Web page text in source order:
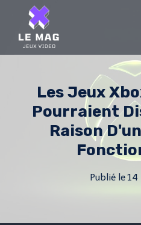
content
Les Jeux
Pourraient
Raison
Publié le14